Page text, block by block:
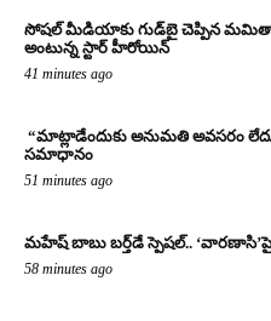
సోషల్ మీడియాకు గుడ్‌బై చెప్పిన మమితా
అంటున్న స్టార్ హీరోయిన్
41 minutes ago
“మాట్లాడేందుకు అనుమతి అవసరం
సమాధానం
51 minutes ago
మహేష్ బాబు బర్త్‌డే స్పెషల్.. ‘వారణాసి’పై
58 minutes ago